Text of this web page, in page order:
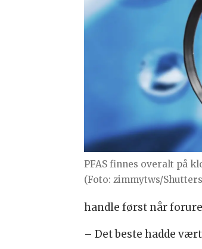
PFAS finnes overalt på
(Foto: zimmytws/
handle først når
– Det beste hadde